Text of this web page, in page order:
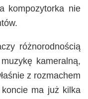
kompozytorka nie
różnorodnością
kameralną,
z rozmachem
ma już kilka